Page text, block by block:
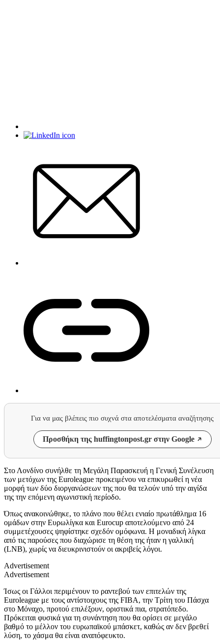
Για να μας βλέπεις πιο συχνά στα αποτελέσματα αναζήτησης
Προσθήκη της huffingtonpost.gr στην Google
Στο Λονδίνο συνήλθε τη Μεγάλη Παρασκευή η Γενική Συνέλευση
των μετόχων της Euroleague προκειμένου να επικυρωθεί η νέα
μορφή των δύο διοργανώσεων της που θα τελούν υπό την αιγίδα
της την επόμενη αγωνιστική περίοδο.
Όπως ανακοινώθηκε, το πλάνο που θέλει ενιαίο πρωτάθλημα 16
ομάδων στην Ευρωλίγκα και Eurocup αποτελούμενο από 24
συμμετέχουσες ψηφίστηκε σχεδόν ομόφωνα. Η μοναδική λίγκα
από τις παρούσες που διαχώρισε τη θέση της ήταν η γαλλική
(LNB), χωρίς να διευκρινιστούν οι ακριβείς λόγοι.
Advertisement
Advertisement
Ίσως οι Γάλλοι περιμένουν το ραντεβού των επιτελών της
Euroleague με τους αντίστοιχους της FIBA, την Τρίτη του Πάσχα
στο Μόναχο, προτού επιλέξουν, οριστικά πια, στρατόπεδο.
Πρόκειται φυσικά για τη συνάντηση που θα ορίσει σε μεγάλο
βαθμό το μέλλον του ευρωπαϊκού μπάσκετ, καθώς αν δεν βρεθεί
λύση, το χάσμα θα είναι αναπόφευκτο.